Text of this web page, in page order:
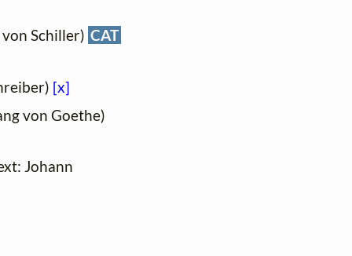
Schiller) CAT
[x]
von Goethe)
Johann